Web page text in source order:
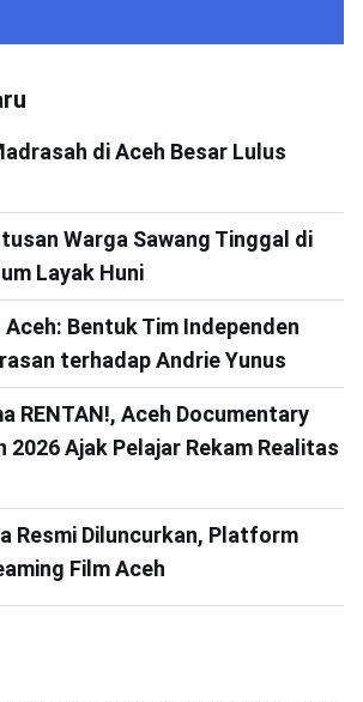
di Aceh Besar Lulus
Warga Sawang Tinggal di
Layak Huni
Aceh: Bentuk Tim Independen
terhadap Andrie Yunus
RENTAN!, Aceh Documentary
2026 Ajak Pelajar Rekam Realitas
Resmi Diluncurkan, Platform
Film Aceh